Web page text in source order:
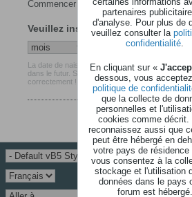
Commencer votre inscription
Veuillez insérer votre date de
La date de naissance que vous avez renseigné
dans le futur. Soyez certain d'avoir inséré votre
correctement !
partenaires
d'analyse. Pour plus de
veuillez consulter la
confidentialité
En cliquant sur «
dessous, vous
politique de
que la collecte de
personnelles et
cookies comme décrit.
reconnaissez aussi que
peut être hébergé en
votre pays de résidence
vous consentez à la
stockage et l'utilisation
données dans le pays
forum est hébergé.